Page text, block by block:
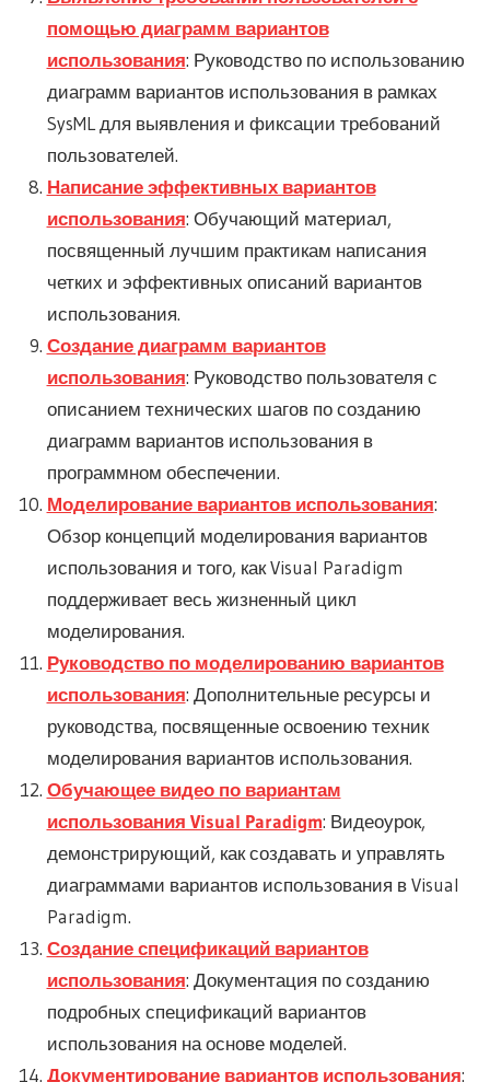
помощью диаграмм вариантов
использования: Руководство по использованию
диаграмм вариантов использования в рамках
SysML для выявления и фиксации требований
пользователей.
Написание эффективных вариантов
использования: Обучающий материал,
посвященный лучшим практикам написания
четких и эффективных описаний вариантов
использования.
Создание диаграмм вариантов
использования: Руководство пользователя с
описанием технических шагов по созданию
диаграмм вариантов использования в
программном обеспечении.
Моделирование вариантов использования:
Обзор концепций моделирования вариантов
использования и того, как Visual Paradigm
поддерживает весь жизненный цикл
моделирования.
Руководство по моделированию вариантов
использования: Дополнительные ресурсы и
руководства, посвященные освоению техник
моделирования вариантов использования.
Обучающее видео по вариантам
использования Visual Paradigm: Видеоурок,
демонстрирующий, как создавать и управлять
диаграммами вариантов использования в Visual
Paradigm.
Создание спецификаций вариантов
использования: Документация по созданию
подробных спецификаций вариантов
использования на основе моделей.
Документирование вариантов использования: